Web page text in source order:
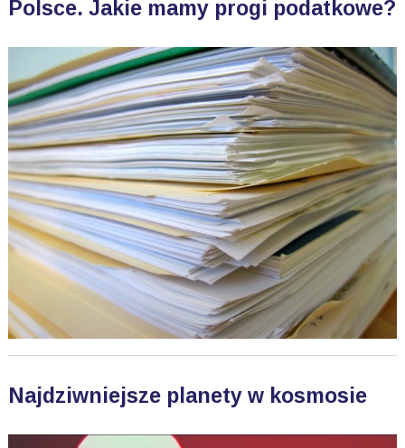
Polsce. Jakie mamy progi podatkowe?
Najdziwniejsze planety w kosmosie